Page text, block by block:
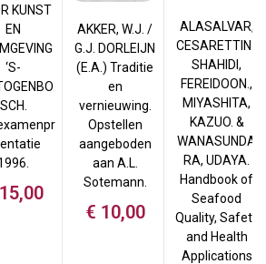
KUNST
EN
‘S-
SCH.
15,00
AKKER, W.J. /
G.J. DORLEIJN
(E.A.) Traditie
en
vernieuwing.
Opstellen
aangeboden
aan A.L.
Sotemann.
€ 10,00
ALASALVAR,
CESARETTIN.,
SHAHIDI,
FEREIDOON.,
MIYASHITA,
KAZUO. &
WANASUNDA
RA, UDAYA.
Handbook of
Seafood
Quality, Safety
and Health
Applications